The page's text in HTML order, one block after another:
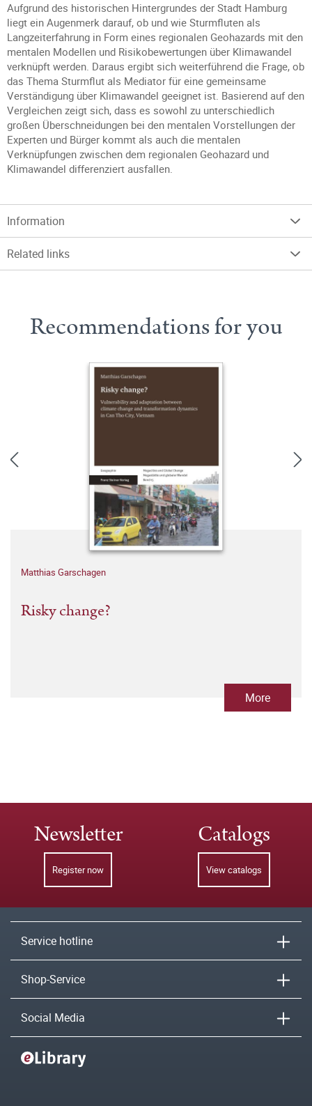
Aufgrund des historischen Hintergrundes der Stadt Hamburg
liegt ein Augenmerk darauf, ob und wie Sturmfluten als
Langzeiterfahrung in Form eines regionalen Geohazards mit den
mentalen Modellen und Risikobewertungen über Klimawandel
verknüpft werden. Daraus ergibt sich weiterführend die Frage, ob
das Thema Sturmflut als Mediator für eine gemeinsame
Verständigung über Klimawandel geeignet ist. Basierend auf den
Vergleichen zeigt sich, dass es sowohl zu unterschiedlich
großen Überschneidungen bei den mentalen Vorstellungen der
Experten und Bürger kommt als auch die mentalen
Verknüpfungen zwischen dem regionalen Geohazard und
Klimawandel differenziert ausfallen.
Information
Related links
Recommendations for you
Matthias Garschagen
Risky change?
More
Newsletter
Register now
Catalogs
View catalogs
Service hotline
Shop-Service
Social Media